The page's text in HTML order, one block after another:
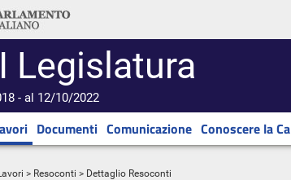
Legislatura
- al 12/10/2022
Documenti Comunicazione Conoscere la
> Resoconti > Dettaglio Resoconti